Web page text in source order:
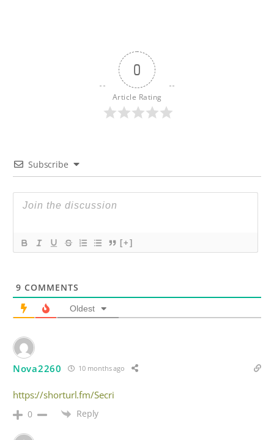
0
Article Rating
Subscribe
[+]
9 COMMENTS
Oldest
Nova2260 10 months ago
https://shorturl.fm/Secri
0 Reply